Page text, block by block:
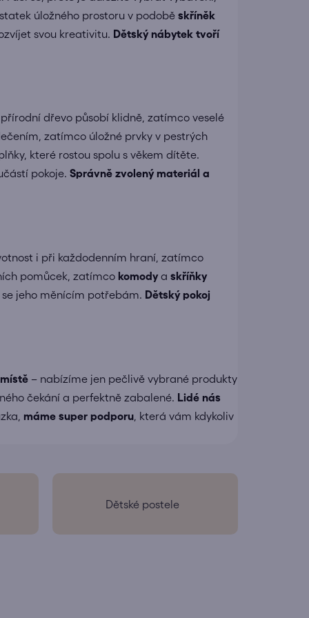
úložného prostoru v podobě skříněk
svou kreativitu. Dětský nábytek tvoří
dřevo působí klidně, zatímco veselé
zatímco úložné prvky v pestrých
které rostou spolu s věkem dítěte.
pokoje. Správně zvolený materiál a
i při každodenním hraní, zatímco
pomůcek, zatímco komodya skříňky
jeho měnícím potřebám. Dětský pokoj
– nabízíme jen pečlivě vybrané produkty
čekání a perfektně zabalené. Lidé nás
máme super podporu , která vám kdykoliv
Dětské postele